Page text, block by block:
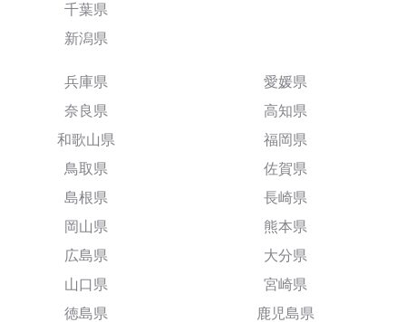
千葉県
新潟県
兵庫県
奈良県
和歌山県
鳥取県
島根県
岡山県
広島県
山口県
徳島県
愛媛県
高知県
福岡県
佐賀県
長崎県
熊本県
大分県
宮崎県
鹿児島県